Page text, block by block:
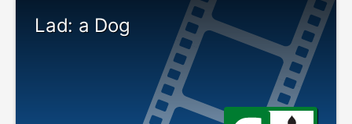
Lad: a Dog